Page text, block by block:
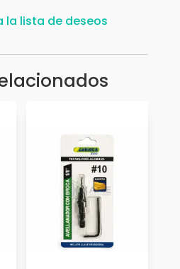
la lista de deseos